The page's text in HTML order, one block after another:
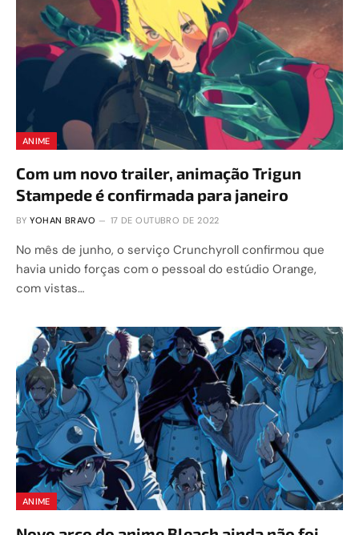
ANIME
Com um novo trailer, animação Trigun
Stampede é confirmada para janeiro
BY YOHAN BRAVO 17 DE OUTUBRO DE 2022
No mês de junho, o serviço Crunchyroll confirmou que
havia unido forças com o pessoal do estúdio Orange,
com vistas…
ANIME